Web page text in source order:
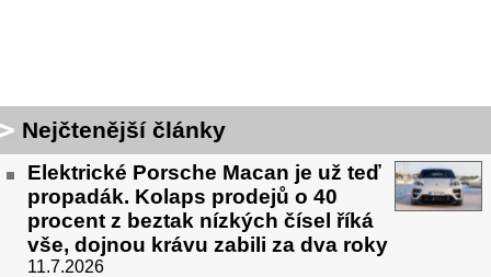
Nejčtenější články
Elektrické Porsche Macan je už teď
propadák. Kolaps prodejů o 40
procent z beztak nízkých čísel říká
vše, dojnou krávu zabili za dva roky
11.7.2026